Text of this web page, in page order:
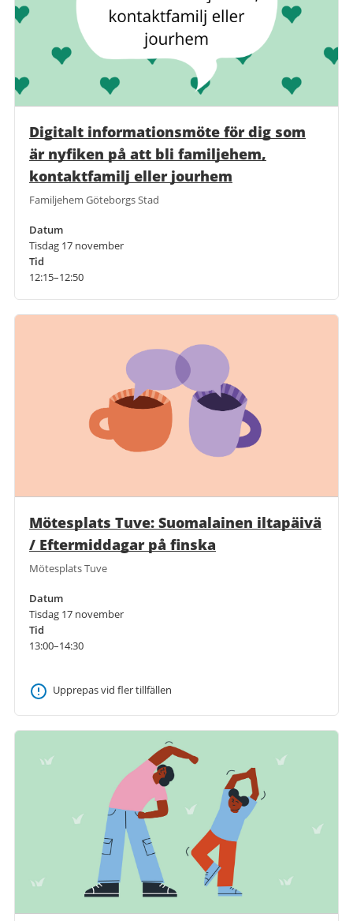
Digitalt informationsmöte för dig som
är nyfiken på att bli familjehem,
kontaktfamilj eller jourhem
Familjehem Göteborgs Stad
Datum
Tisdag 17 november
Tid
12:15–12:50
Mötesplats Tuve: Suomalainen iltapäivä
/ Eftermiddagar på finska
Mötesplats Tuve
Datum
Tisdag 17 november
Tid
13:00–14:30
Upprepas vid fler tillfällen